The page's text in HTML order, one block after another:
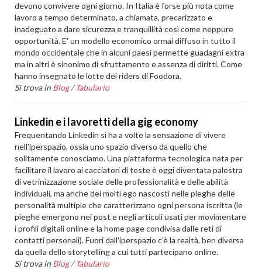
devono convivere ogni giorno. In Italia è forse più nota come
lavoro a tempo determinato, a chiamata, precarizzato e
inadeguato a dare sicurezza e tranquillità così come neppure
opportunità. E' un modello economico ormai diffuso in tutto il
mondo occidentale che in alcuni paesi permette guadagni extra
ma in altri è sinonimo di sfruttamento e assenza di diritti. Come
hanno insegnato le lotte dei riders di Foodora.
Si trova in Blog /Tabulario
Linkedin e i lavoretti della gig economy
Frequentando Linkedin si ha a volte la sensazione di vivere
nell'iperspazio, ossia uno spazio diverso da quello che
solitamente conosciamo. Una piattaforma tecnologica nata per
facilitare il lavoro ai cacciatori di teste è oggi diventata palestra
di vetrinizzazione sociale delle professionalità e delle abilità
individuali, ma anche dei molti ego nascosti nelle pieghe delle
personalità multiple che caratterizzano ogni persona iscritta (le
pieghe emergono nei post e negli articoli usati per movimentare
i profili digitali online e la home page condivisa dalle reti di
contatti personali). Fuori dall'iperspazio c'è la realtà, ben diversa
da quella dello storytelling a cui tutti partecipano online.
Si trova in Blog /Tabulario